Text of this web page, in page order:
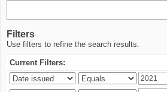
Filters
Use filters to refine the search results.
Current Filters: